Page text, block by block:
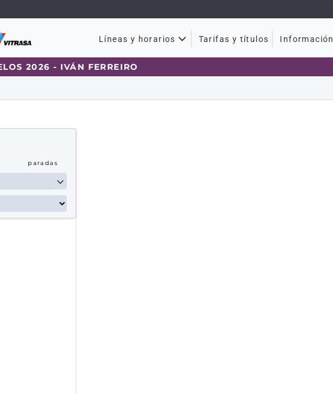
Líneas y horarios Tarifas y títulos Información
2026 - IVÁN FERREIRO
paradas